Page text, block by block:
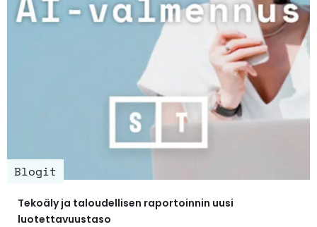
Blogit
Tekoäly ja taloudellisen raportoinnin uusi
luotettavuustaso